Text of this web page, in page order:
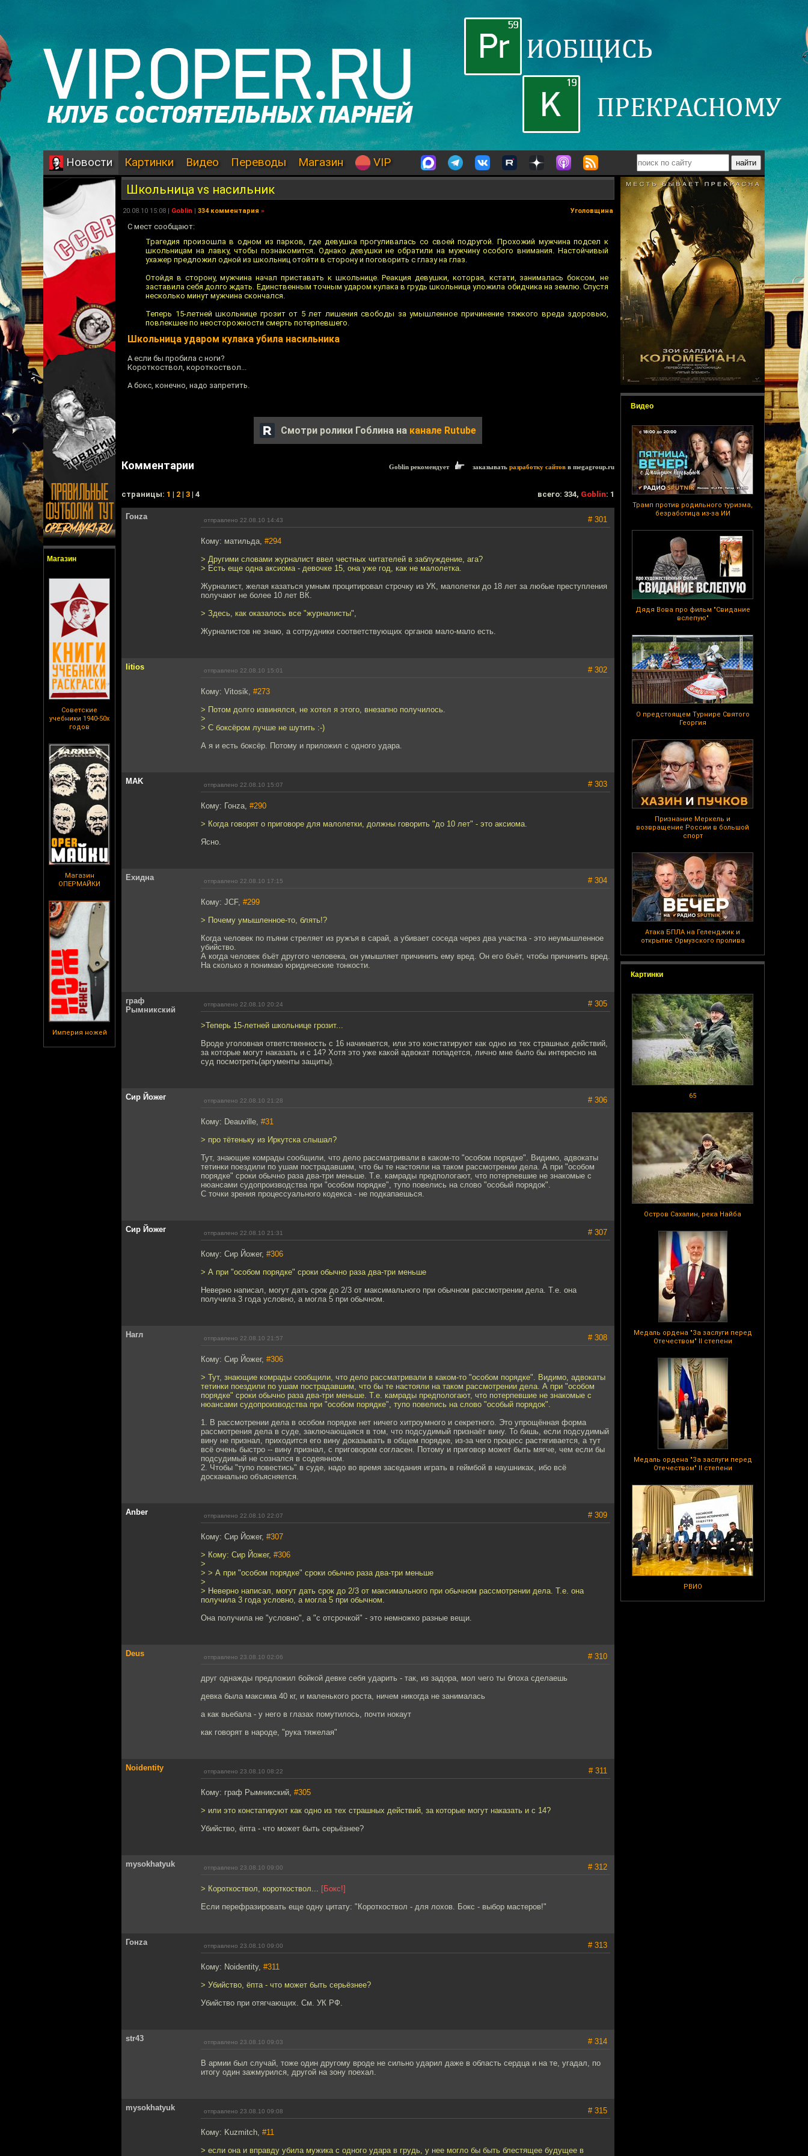
Новости Картинки Видео Переводы Магазин VIP
Магазин
Советские
учебники 1940-50х
годов
Магазин
ОПЕРМАЙКИ
Империя ножей
Видео
Трамп против родильного туризма,
безработица из-за ИИ
Дядя Вова про фильм "Свидание
вслепую"
О предстоящем Турнире Святого
Георгия
Признание Меркель и
возвращение России в большой
спорт
Атака БПЛА на Геленджик и
открытие Ормузского пролива
Картинки
65
Остров Сахалин, река Найба
Медаль ордена "За заслуги перед
Отечеством" II степени
Медаль ордена "За заслуги перед
Отечеством" II степени
РВИО
Школьница vs насильник
20.08.10 15:08 | Goblin | 334 комментария » Уголовщина
С мест сообщают:
Трагедия произошла в одном из парков, где девушка прогуливалась со своей подругой. Прохожий мужчина подсел к
школьницам на лавку, чтобы познакомится. Однако девушки не обратили на мужчину особого внимания. Настойчивый
ухажер предложил одной из школьниц отойти в сторону и поговорить с глазу на глаз.
Отойдя в сторону, мужчина начал приставать к школьнице. Реакция девушки, которая, кстати, занималась боксом, не
заставила себя долго ждать. Единственным точным ударом кулака в грудь школьница уложила обидчика на землю. Спустя
несколько минут мужчина скончался.
Теперь 15-летней школьнице грозит от 5 лет лишения свободы за умышленное причинение тяжкого вреда здоровью,
повлекшее по неосторожности смерть потерпевшего.
Школьница ударом кулака убила насильника
А если бы пробила с ноги?
Короткоствол, короткоствол...
А бокс, конечно, надо запретить.
Смотри ролики Гоблина на канале Rutube
Комментарии Goblin рекомендует заказывать разработку сайтов в megagroup.ru
cтраницы: 1 | 2 | 3 | 4 всего: 334, Goblin: 1
Гонzа отправлено 22.08.10 14:43 # 301
Кому: матильда, #294
> Другими словами журналист ввел честных читателей в заблуждение, ага?
> Есть еще одна аксиома - девочке 15, она уже год, как не малолетка.
Журналист, желая казаться умным процитировал строчку из УК, малолетки до 18 лет за любые преступления
получают не более 10 лет ВК.
> Здесь, как оказалось все "журналисты",
Журналистов не знаю, а сотрудники соответствующих органов мало-мало есть.
litios отправлено 22.08.10 15:01 # 302
Кому: Vitosik, #273
> Потом долго извинялся, не хотел я этого, внезапно получилось.
>
> С боксёром лучше не шутить :-)
А я и есть боксёр. Потому и приложил с одного удара.
MAK отправлено 22.08.10 15:07 # 303
Кому: Гонzа, #290
> Когда говорят о приговоре для малолетки, должны говорить "до 10 лет" - это аксиома.
Ясно.
Ехидна отправлено 22.08.10 17:15 # 304
Кому: JCF, #299
> Почему умышленное-то, блять!?
Когда человек по пъяни стреляет из ружъя в сарай, а убивает соседа через два участка - это неумышленное
убийство.
А когда человек бъёт другого человека, он умышляет причинить ему вред. Он его бъёт, чтобы причинить вред.
На сколько я понимаю юридические тонкости.
граф
Рымникский
отправлено 22.08.10 20:24 # 305
>Теперь 15-летней школьнице грозит...
Вроде уголовная ответственность с 16 начинается, или это констатируют как одно из тех страшных действий,
за которые могут наказать и с 14? Хотя это уже какой адвокат попадется, лично мне было бы интересно на
суд посмотреть(аргументы защиты).
Сир Йожег отправлено 22.08.10 21:28 # 306
Кому: Deauville, #31
> про тётеньку из Иркутска слышал?
Тут, знающие комрады сообщили, что дело рассматривали в каком-то "особом порядке". Видимо, адвокаты
тетинки поездили по ушам пострадавшим, что бы те настояли на таком рассмотрении дела. А при "особом
порядке" сроки обычно раза два-три меньше. Т.е. камрады предпологают, что потерпевшие не знакомые с
нюансами судопроизводства при "особом порядке", тупо повелись на слово "особый порядок".
С точки зрения процессуального кодекса - не подкапаешься.
Сир Йожег отправлено 22.08.10 21:31 # 307
Кому: Сир Йожег, #306
> А при "особом порядке" сроки обычно раза два-три меньше
Неверно написал, могут дать срок до 2/3 от максимального при обычном рассмотрении дела. Т.е. она
получила 3 года условно, а могла 5 при обычном.
Нагл отправлено 22.08.10 21:57 # 308
Кому: Сир Йожег, #306
> Тут, знающие комрады сообщили, что дело рассматривали в каком-то "особом порядке". Видимо, адвокаты
тетинки поездили по ушам пострадавшим, что бы те настояли на таком рассмотрении дела. А при "особом
порядке" сроки обычно раза два-три меньше. Т.е. камрады предпологают, что потерпевшие не знакомые с
нюансами судопроизводства при "особом порядке", тупо повелись на слово "особый порядок".
1. В рассмотрении дела в особом порядке нет ничего хитроумного и секретного. Это упрощённая форма
рассмотрения дела в суде, заключающаяся в том, что подсудимый признаёт вину. То бишь, если подсудимый
вину не признал, приходится его вину доказывать в общем порядке, из-за чего процесс растягивается, а тут
всё очень быстро -- вину признал, с приговором согласен. Потому и приговор может быть мягче, чем если бы
подсудимый не сознался в содеянном.
2. Чтобы "тупо повестись" в суде, надо во время заседания играть в геймбой в наушниках, ибо всё
досканально объясняется.
Anber отправлено 22.08.10 22:07 # 309
Кому: Сир Йожег, #307
> Кому: Сир Йожег, #306
>
> > А при "особом порядке" сроки обычно раза два-три меньше
>
> Неверно написал, могут дать срок до 2/3 от максимального при обычном рассмотрении дела. Т.е. она
получила 3 года условно, а могла 5 при обычном.
Она получила не "условно", а "с отсрочкой" - это немножко разные вещи.
Deus отправлено 23.08.10 02:06 # 310
друг однажды предложил бойкой девке себя ударить - так, из задора, мол чего ты блоха сделаешь
девка была максима 40 кг, и маленького роста, ничем никогда не занималась
а как вьебала - у него в глазах помутилось, почти нокаут
как говорят в народе, "рука тяжелая"
Noidentity отправлено 23.08.10 08:22 # 311
Кому: граф Рымникский, #305
> или это констатируют как одно из тех страшных действий, за которые могут наказать и с 14?
Убийство, ёпта - что может быть серьёзнее?
mysokhatyuk отправлено 23.08.10 09:00 # 312
> Короткоствол, короткоствол... [Бокс!]
Если перефразировать еще одну цитату: "Короткоствол - для лохов. Бокс - выбор мастеров!"
Гонzа отправлено 23.08.10 09:00 # 313
Кому: Noidentity, #311
> Убийство, ёпта - что может быть серьёзнее?
Убийство при отягчающих. См. УК РФ.
str43 отправлено 23.08.10 09:03 # 314
В армии был случай, тоже один другому вроде не сильно ударил даже в область сердца и на те, угадал, по
итогу один зажмурился, другой на зону поехал.
mysokhatyuk отправлено 23.08.10 09:08 # 315
Кому: Kuzmitch, #11
> если она и вправду убила мужика с одного удара в грудь, у нее могло бы быть блестящее будущее в